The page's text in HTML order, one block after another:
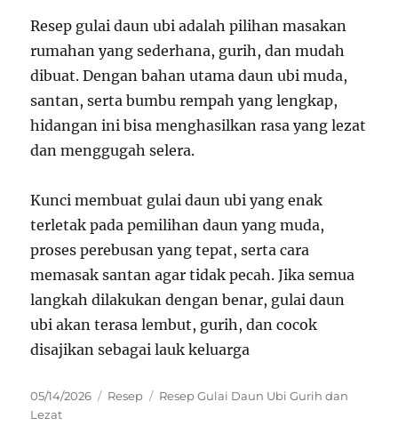
Resep gulai daun ubi adalah pilihan masakan
rumahan yang sederhana, gurih, dan mudah
dibuat. Dengan bahan utama daun ubi muda,
santan, serta bumbu rempah yang lengkap,
hidangan ini bisa menghasilkan rasa yang lezat
dan menggugah selera.
Kunci membuat gulai daun ubi yang enak
terletak pada pemilihan daun yang muda,
proses perebusan yang tepat, serta cara
memasak santan agar tidak pecah. Jika semua
langkah dilakukan dengan benar, gulai daun
ubi akan terasa lembut, gurih, dan cocok
disajikan sebagai lauk keluarga
Posted
on
05/14/2026 Categories
Resep Tags
Resep Gulai Daun Ubi Gurih dan
Lezat